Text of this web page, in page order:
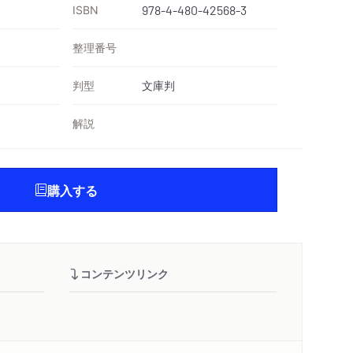
ISBN 978-4-480-42568-3
整理番号
判型 文庫判
解説
購入する
コンテンツリンク